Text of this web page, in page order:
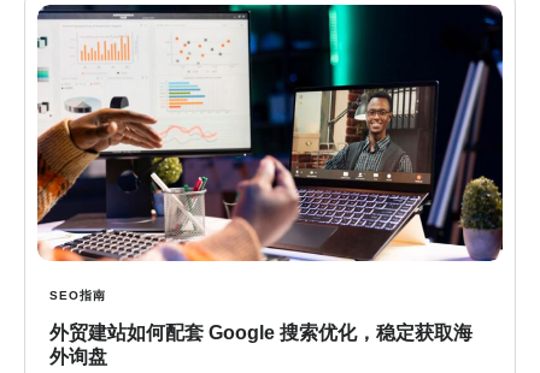
SEO指南
外贸建站如何配套 Google 搜索优化，稳定获取海
外询盘